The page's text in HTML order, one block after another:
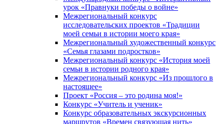
урок «Правнуки победы о войне»
Межрегиональный конкурс
исследовательских проектов «Традиции
моей семьи в истории моего края»
Межрегиональный художественный конкурс
«Семья глазами подростков»
Межрегиональный конкурс «История моей
семьи в истории родного края»
Межрегиональный конкурс «Из прошлого в
настоящее»
Проект «Россия – это родина моя!»
Конкурс «Учитель и ученик»
Конкурс образовательных экскурсионных
маршрутов «Времен связующая нить»